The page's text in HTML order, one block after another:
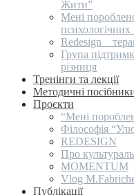
Жити”
Мені
психологічних
Redesign _
Група
різниця
Тренінги та лекції
Методичні
Проєкти
“Мені
Філософія
REDESIGN
Про
MOMENTUM
Vlog
Публікації